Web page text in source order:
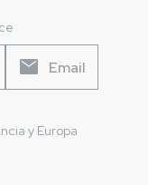
mail Email
y Europa